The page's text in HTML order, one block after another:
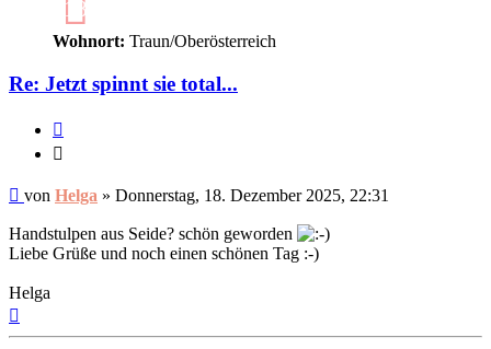
18
Wohnort: Traun/Oberösterreich
Re: Jetzt spinnt sie total...
Ungelesener
von Helga » Donnerstag, 18. Dezember 2025, 22:31
Handstulpen aus Seide? schön geworden
Liebe Grüße und noch einen schönen Tag :-)
Helga